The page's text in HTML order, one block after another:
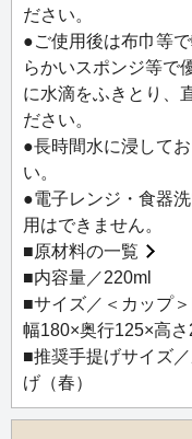
ださい。
●ご使用後は布巾等
らかいスポンジ等で
に水滴をふきとり、
ださい。
●長時間水に浸して
い。
●電子レンジ・食器
用はできません。
■原材料の一覧
■内容量／220ml
■サイズ／＜カップ
幅180×奥行125×高さ
■推奨手提げサイズ
げ（春）